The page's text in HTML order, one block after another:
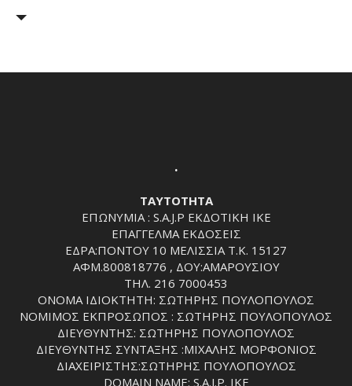
.
ΤΑΥΤΟΤΗΤΑ
ΕΠΩΝΥΜΙΑ : S.A.J.P ΕΚΔΟΤΙΚΗ ΙΚΕ
ΕΠΑΓΓΕΛΜΑ ΕΚΔΟΣΕΙΣ
ΕΔΡΑ:ΠΟΝΤΟΥ 10 ΜΕΛΙΣΣΙΑ Τ.Κ. 15127
ΑΦΜ.800818776 , ΔΟΥ:ΑΜΑΡΟΥΣΙΟΥ
ΤΗΛ. 216 7000453
ΟΝΟΜΑ ΙΔΙΟΚΤΗΤΗ: ΣΩΤΗΡΗΣ ΠΟΥΛΟΠΟΥΛΟΣ
ΝΟΜΙΜΟΣ ΕΚΠΡΟΣΩΠΟΣ : ΣΩΤΗΡΗΣ ΠΟΥΛΟΠΟΥΛΟΣ
ΔΙΕΥΘΥΝΤΗΣ: ΣΩΤΗΡΗΣ ΠΟΥΛΟΠΟΥΛΟΣ
ΔΙΕΥΘΥΝΤΗΣ ΣΥΝΤΑΞΗΣ :ΜΙΧΑΛΗΣ ΜΟΡΦΟΝΙΟΣ
ΔΙΑΧΕΙΡΙΣΤΗΣ:ΣΩΤΗΡΗΣ ΠΟΥΛΟΠΟΥΛΟΣ
DOMAIN NAME: S.A.J.P. IKE